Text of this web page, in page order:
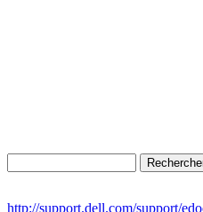
http://support.dell.com/support/